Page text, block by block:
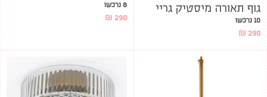
גוף תאורה מיסטיק גריי
10 נרכשו
₪ 290
8 נרכשו
₪ 290